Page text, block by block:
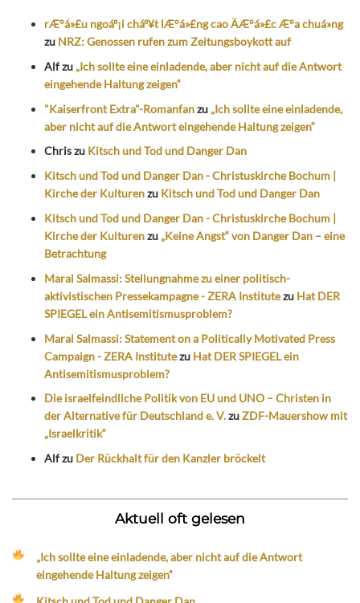
rÆ°á»£u ngoáº¡i cháº¥t lÆ°á»£ng cao ÄÆ°á»£c Æ°a chuá»ng
zu NRZ: Genossen rufen zum Zeitungsboykott auf
Alfzu „Ich sollte eine einladende, aber nicht auf die Antwort
eingehende Haltung zeigen“
"Kaiserfront Extra"-Romanfanzu „Ich sollte eine einladende,
aber nicht auf die Antwort eingehende Haltung zeigen“
Chriszu Kitsch und Tod und Danger Dan
Kitsch und Tod und Danger Dan - Christuskirche Bochum |
Kirche der Kulturenzu Kitsch und Tod und Danger Dan
Kitsch und Tod und Danger Dan - Christuskirche Bochum |
Kirche der Kulturenzu „Keine Angst“ von Danger Dan – eine
Betrachtung
Maral Salmassi: Stellungnahme zu einer politisch-
aktivistischen Pressekampagne - ZERA Institutezu Hat DER
SPIEGEL ein Antisemitismusproblem?
Maral Salmassi: Statement on a Politically Motivated Press
Campaign - ZERA Institutezu Hat DER SPIEGEL ein
Antisemitismusproblem?
Die israelfeindliche Politik von EU und UNO – Christen in
der Alternative für Deutschland e. V.zuZDF-Mauershow mit
„Israelkritik“
Alfzu Der Rückhalt für den Kanzler bröckelt
Aktuell oft gelesen
„Ich sollte eine einladende, aber nicht auf die Antwort
eingehende Haltung zeigen“